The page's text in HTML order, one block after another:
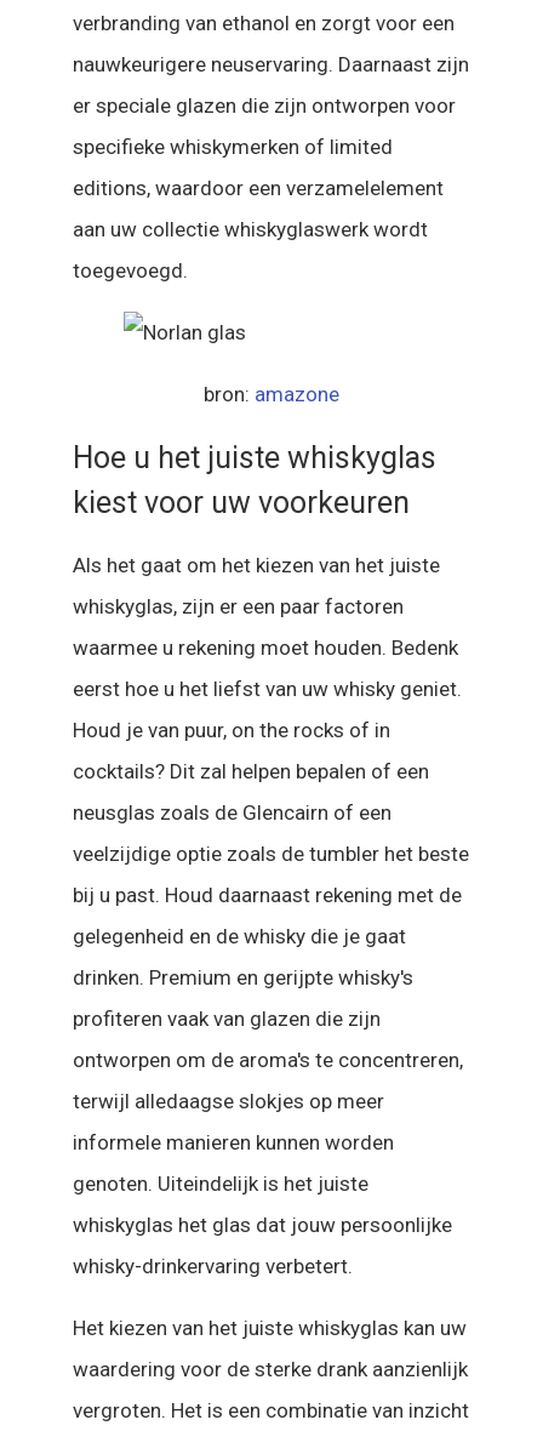
verbranding van ethanol en zorgt voor een
nauwkeurigere neuservaring. Daarnaast zijn
er speciale glazen die zijn ontworpen voor
specifieke whiskymerken of limited
editions, waardoor een verzamelelement
aan uw collectie whiskyglaswerk wordt
toegevoegd.
bron: amazone
Hoe u het juiste whiskyglas
kiest voor uw voorkeuren
Als het gaat om het kiezen van het juiste
whiskyglas, zijn er een paar factoren
waarmee u rekening moet houden. Bedenk
eerst hoe u het liefst van uw whisky geniet.
Houd je van puur, on the rocks of in
cocktails? Dit zal helpen bepalen of een
neusglas zoals de Glencairn of een
veelzijdige optie zoals de tumbler het beste
bij u past. Houd daarnaast rekening met de
gelegenheid en de whisky die je gaat
drinken. Premium en gerijpte whisky's
profiteren vaak van glazen die zijn
ontworpen om de aroma's te concentreren,
terwijl alledaagse slokjes op meer
informele manieren kunnen worden
genoten. Uiteindelijk is het juiste
whiskyglas het glas dat jouw persoonlijke
whisky-drinkervaring verbetert.
Het kiezen van het juiste whiskyglas kan uw
waardering voor de sterke drank aanzienlijk
vergroten. Het is een combinatie van inzicht